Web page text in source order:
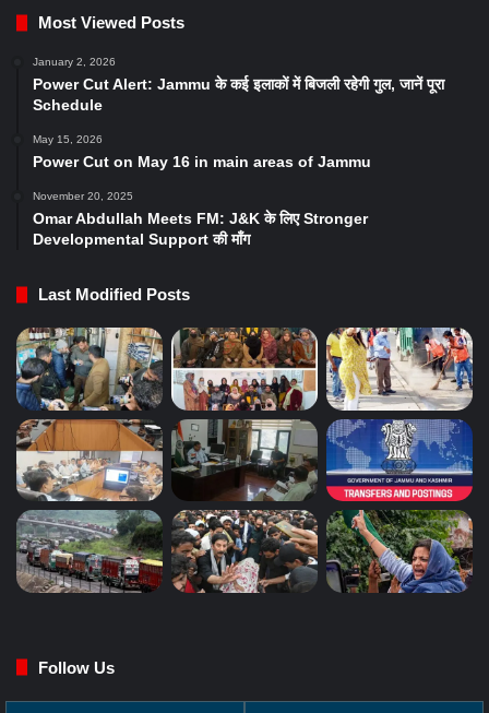
Most Viewed Posts
January 2, 2026
Power Cut Alert: Jammu के कई इलाकों में बिजली रहेगी गुल, जानें पूरा
Schedule
May 15, 2026
Power Cut on May 16 in main areas of Jammu
November 20, 2025
Omar Abdullah Meets FM: J&K के लिए Stronger
Developmental Support की माँग
Last Modified Posts
Follow Us